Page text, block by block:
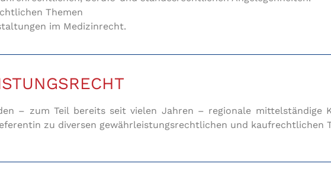
Themen
im Medizinrecht.
– zum Teil bereits seit vielen Jahren – regionale mittelständige
zu diversen gewährleistungsrechtlichen und kaufrechtlichen